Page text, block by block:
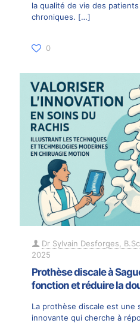
la qualité de vie des
chroniques. […]
0
Dr Sylvain Desforges,
2025
Prothèse discale à
fonction et réduire la
La prothèse discale est une
innovante qui cherche à